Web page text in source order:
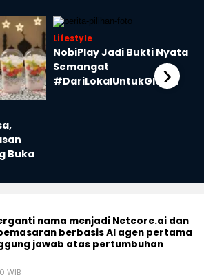
Buka
Lifestyle
NobiPlay Jadi Bukti Nyata
Semangat
#DariLokalUntukGlobal
›
nama menjadi Netcore.ai dan
berbasis AI agen pertama
jawab atas pertumbuhan
WIB